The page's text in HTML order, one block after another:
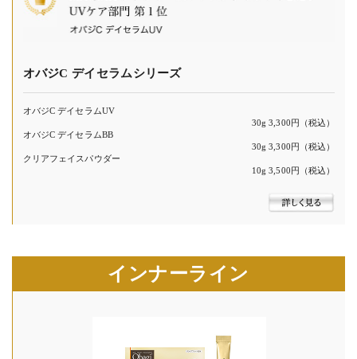
オバジC デイセラムシリーズ
オバジC デイセラムUV
30g 3,300円（税込）
オバジC デイセラムBB
30g 3,300円（税込）
クリアフェイスパウダー
10g 3,500円（税込）
インナーライン